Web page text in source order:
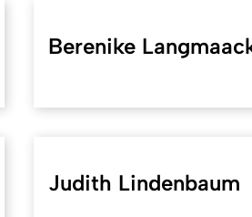
Berenike
Judith Lindenbaum